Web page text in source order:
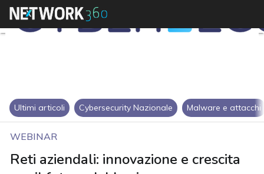
Ultimi articoli Cybersecurity Nazionale Malware e attacchi
WEBINAR
Reti aziendali: innovazione e crescita